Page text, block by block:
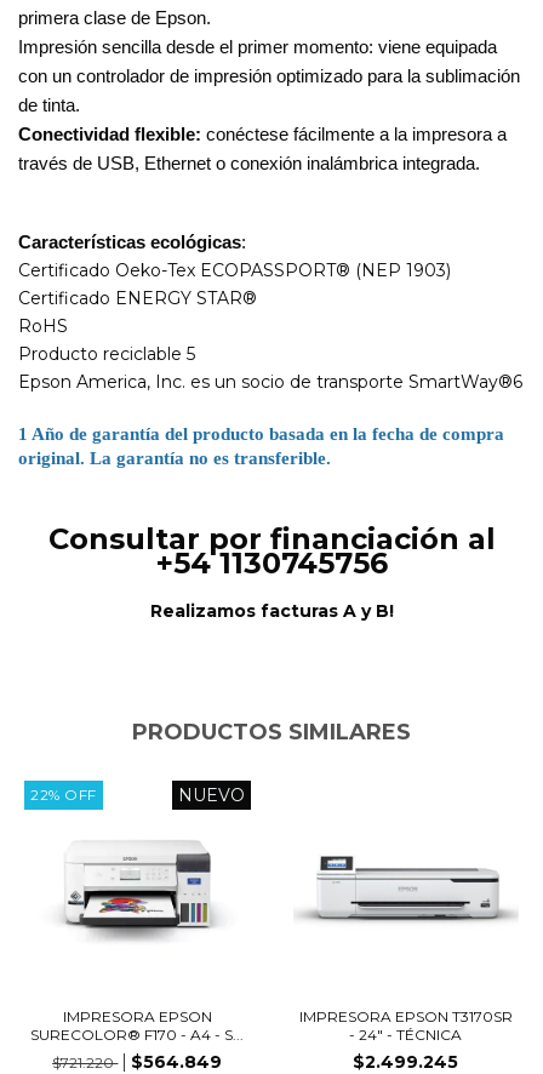
primera clase de Epson.
Impresión sencilla desde el primer momento: viene equipada
con un controlador de impresión optimizado para la sublimación
de tinta.
Conectividad flexible: conéctese fácilmente a la impresora a
través de USB, Ethernet o conexión inalámbrica integrada.
Características ecológicas:
Certificado Oeko-Tex ECOPASSPORT® (NEP 1903)
Certificado ENERGY STAR®
RoHS
Producto reciclable 5
Epson America, Inc. es un socio de transporte SmartWay®6
1 Año de garantía del producto basada en la fecha de compra
original. La garantía no es transferible.
Consultar por financiación al
+54 1130745756
Realizamos facturas A y B!
PRODUCTOS SIMILARES
22% OFF NUEVO
IMPRESORA EPSON
SURECOLOR® F170 - A4 - S...
$721.220
$564.849
IMPRESORA EPSON T3170SR
- 24" - TÉCNICA
$2.499.245